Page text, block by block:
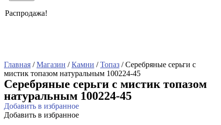
Распродажа!
Главная /Магазин /Камни /Топаз / Серебряные серьги с
мистик топазом натуральным 100224-45
Серебряные серьги с мистик топазом
натуральным 100224-45
Добавить в избранное
Добавить в избранное